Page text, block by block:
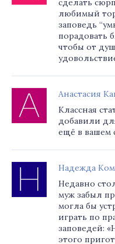
сделать
любимый
заповедь
порадовать
чтобы от
Анастасия
Классная
добавили
ещё в вашем
Надежда
Недавно
муж забыл
могла бы
играть по
заповедей:
этого